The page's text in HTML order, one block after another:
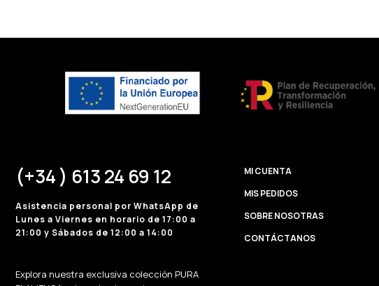
(+34 ) 613 24 69 12
Asistencia personal por WhatsApp de
Lunes a Viernes en horario de 17:00 a
21:00 y Sábados de 12:00 a 14:00
Explora nuestra exclusiva colección PURA
MI CUENTA
MIS PEDIDOS
SOBRE NOSOTRAS
CONTÁCTANOS